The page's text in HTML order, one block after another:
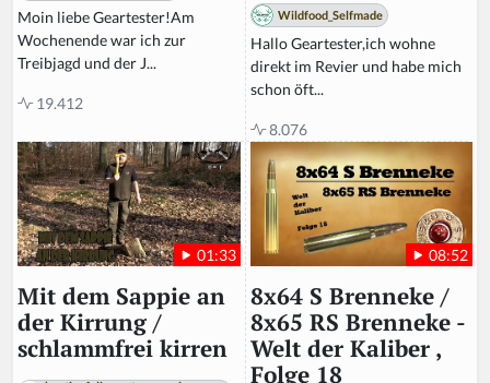
Moin liebe Geartester!Am
Wochenende war ich zur
Treibjagd und der J...
19.412
Wildfood_Selfmade
Hallo Geartester,ich wohne
direkt im Revier und habe mich
schon öft...
8.076
01:33
Mit dem Sappie an
der Kirrung /
schlammfrei kirren
08:52
8x64 S Brenneke /
8x65 RS Brenneke -
Welt der Kaliber ,
Folge 18